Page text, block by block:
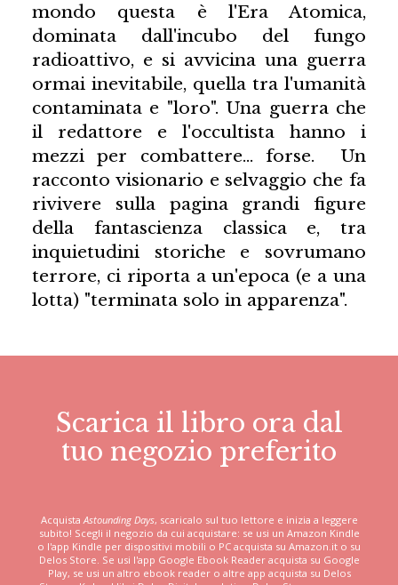
mondo questa è l'Era Atomica,
dominata dall'incubo del fungo
radioattivo, e si avvicina una guerra
ormai inevitabile, quella tra l'umanità
contaminata e "loro". Una guerra che
il redattore e l'occultista hanno i
mezzi per combattere… forse. Un
racconto visionario e selvaggio che fa
rivivere sulla pagina grandi figure
della fantascienza classica e, tra
inquietudini storiche e sovrumano
terrore, ci riporta a un'epoca (e a una
lotta) "terminata solo in apparenza".
Scarica il libro ora dal
tuo negozio preferito
Acquista Astounding Days, scaricalo sul tuo lettore e inizia a leggere
subito! Scegli il negozio da cui acquistare: se usi un Amazon Kindle
o l'app Kindle per dispositivi mobili o PC acquista su Amazon.it o su
Delos Store. Se usi l'app Google Ebook Reader acquista su Google
Play, se usi un altro ebook reader o altre app acquista su Delos